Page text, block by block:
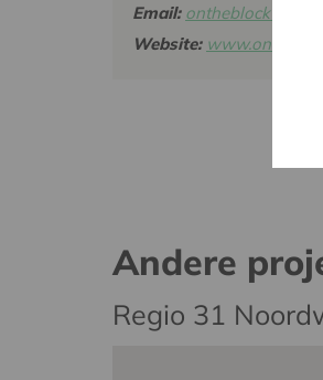
Email:
Website:
Andere
Regio 31